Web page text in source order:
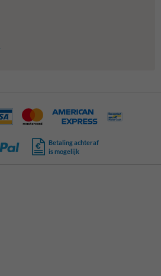
Betaling achteraf
is mogelijk